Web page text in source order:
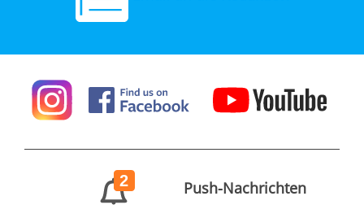
2 Push-Nachrichten